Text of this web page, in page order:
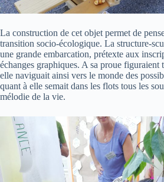
La construction de cet objet permet de
transition socio-écologique. La structure-
une grande embarcation, prétexte aux
échanges graphiques. A sa proue figuraient
elle naviguait ainsi vers le monde des
quant à elle semait dans les flots tous les
mélodie de la vie.